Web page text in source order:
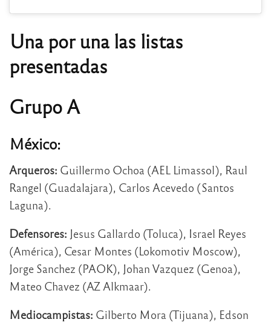
Una por una las listas
presentadas
Grupo A
México:
Arqueros: Guillermo Ochoa (AEL Limassol), Raul
Rangel (Guadalajara), Carlos Acevedo (Santos
Laguna).
Defensores: Jesus Gallardo (Toluca), Israel Reyes
(América), Cesar Montes (Lokomotiv Moscow),
Jorge Sanchez (PAOK), Johan Vazquez (Genoa),
Mateo Chavez (AZ Alkmaar).
Mediocampistas: Gilberto Mora (Tijuana), Edson